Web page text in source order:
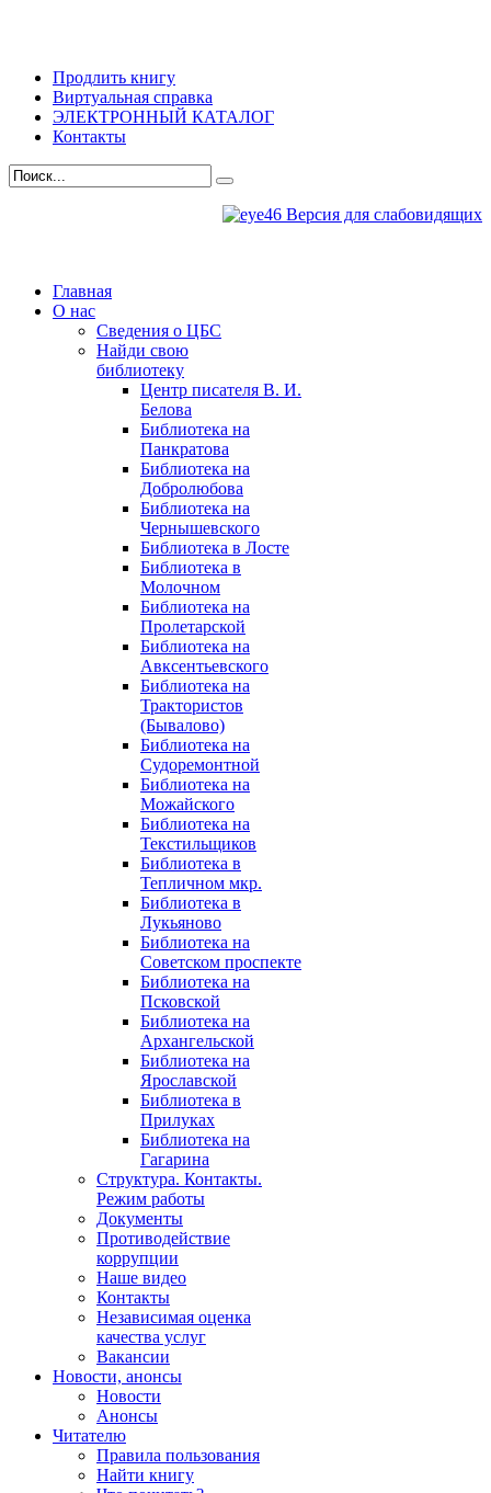
Продлить книгу
Виртуальная справка
ЭЛЕКТРОННЫЙ КАТАЛОГ
Контакты
Версия для слабовидящих
Главная
О нас
Сведения о ЦБС
Найди свою
библиотеку
Центр писателя В. И.
Белова
Библиотека на
Панкратова
Библиотека на
Добролюбова
Библиотека на
Чернышевского
Библиотека в Лосте
Библиотека в
Молочном
Библиотека на
Пролетарской
Библиотека на
Авксентьевского
Библиотека на
Трактористов
(Бывалово)
Библиотека на
Судоремонтной
Библиотека на
Можайского
Библиотека на
Текстильщиков
Библиотека в
Тепличном мкр.
Библиотека в
Лукьяново
Библиотека на
Советском проспекте
Библиотека на
Псковской
Библиотека на
Архангельской
Библиотека на
Ярославской
Библиотека в
Прилуках
Библиотека на
Гагарина
Структура. Контакты.
Режим работы
Документы
Противодействие
коррупции
Наше видео
Контакты
Независимая оценка
качества услуг
Вакансии
Новости, анонсы
Новости
Анонсы
Читателю
Правила пользования
Найти книгу